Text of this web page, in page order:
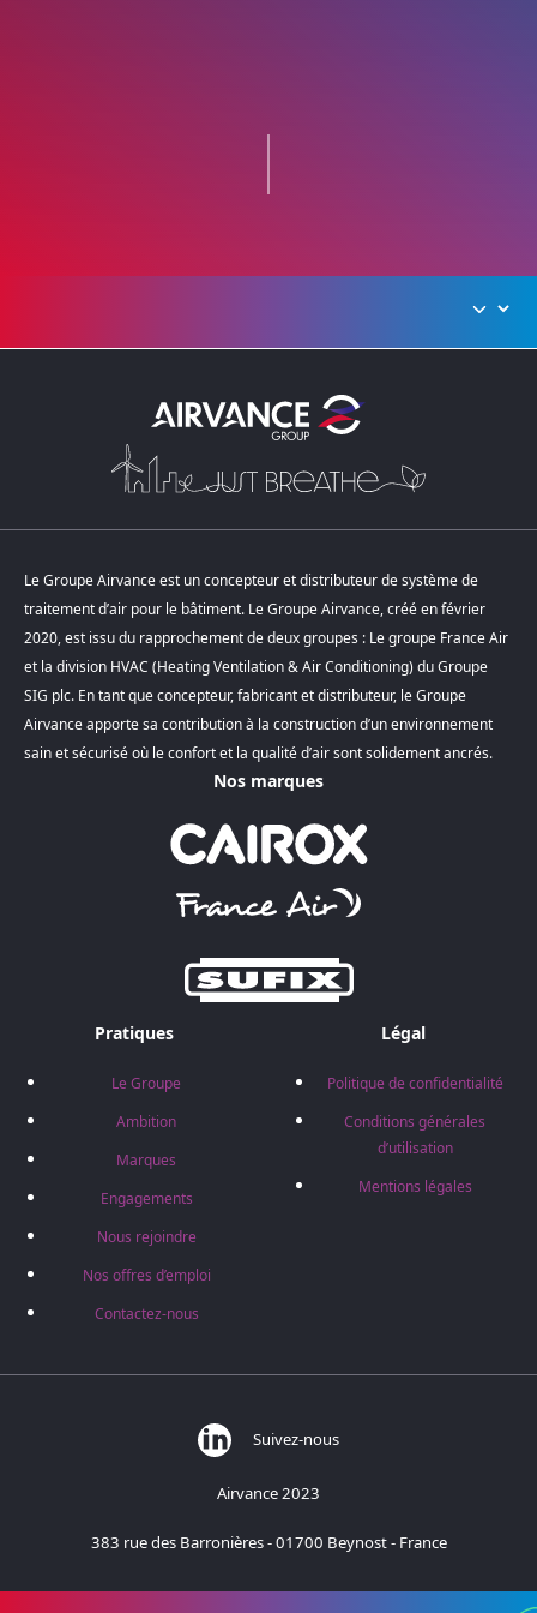
Le Groupe Airvance est un concepteur et distributeur de système de
traitement d’air pour le bâtiment. Le Groupe Airvance, créé en février
2020, est issu du rapprochement de deux groupes : Le groupe France Air
et la division HVAC (Heating Ventilation & Air Conditioning) du Groupe
SIG plc. En tant que concepteur, fabricant et distributeur, le Groupe
Airvance apporte sa contribution à la construction d’un environnement
sain et sécurisé où le confort et la qualité d’air sont solidement ancrés.
Nos marques
Pratiques
Le Groupe
Ambition
Marques
Engagements
Nous rejoindre
Nos offres d’emploi
Contactez-nous
Légal
Politique de confidentialité
Conditions générales
d’utilisation
Mentions légales
Suivez-nous
Airvance 2023
383 rue des Barronières - 01700 Beynost - France